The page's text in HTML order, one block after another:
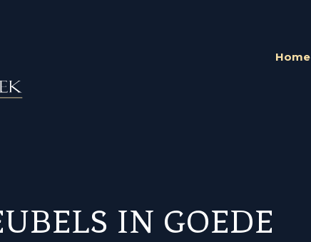
Home
IN GOEDE